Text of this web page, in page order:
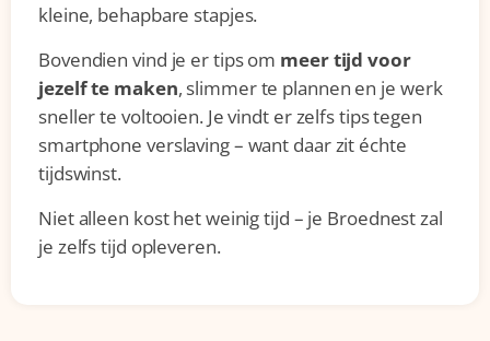
kleine, behapbare stapjes.
Bovendien vind je er tips om meer tijd voor
jezelf te maken, slimmer te plannen en je werk
sneller te voltooien. Je vindt er zelfs tips tegen
smartphone verslaving – want daar zit échte
tijdswinst.
Niet alleen kost het weinig tijd – je Broednest zal
je zelfs tijd opleveren.